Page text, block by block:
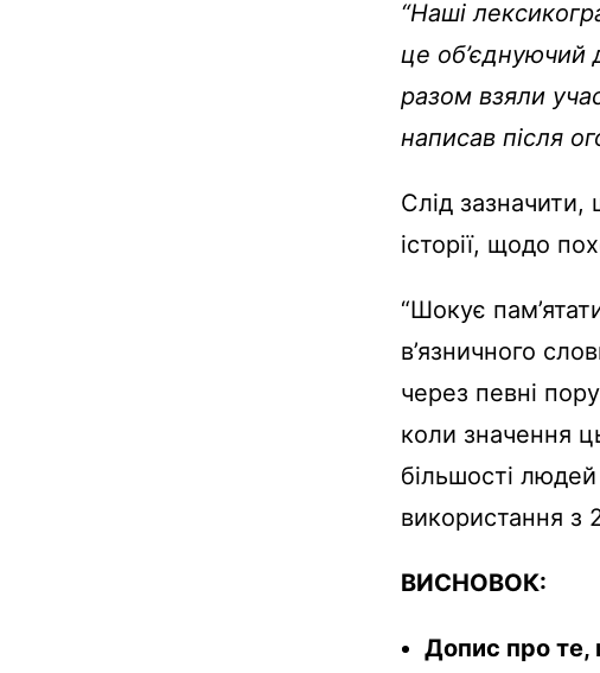
“Наші
це об’єднуючий
разом взяли
написав після
Слід зазначити,
історії, щодо
“Шокує
в’язничного
через певні
коли значення
більшості
використання з
ВИСНОВОК:
Допис про те,